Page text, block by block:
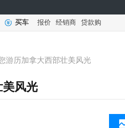
买车 报价 经销商 贷款购
游历加拿大西部壮美风光
风光